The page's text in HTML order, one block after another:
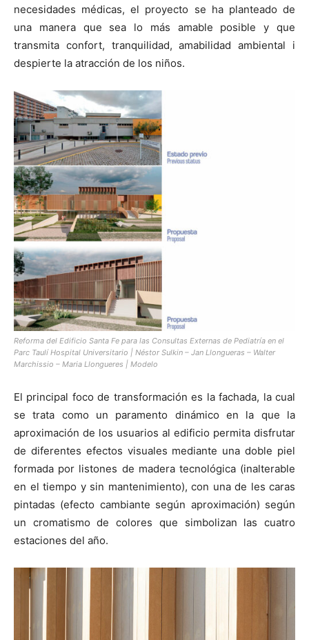
necesidades médicas, el proyecto se ha planteado de
una manera que sea lo más amable posible y que
transmita confort, tranquilidad, amabilidad ambiental i
despierte la atracción de los niños.
Reforma del Edificio Santa Fe para las Consultas Externas de Pediatría en el
Parc Taulí Hospital Universitario | Néstor Sulkin – Jan Llongueras – Walter
Marchissio – Maria Llongueres | Modelo
El principal foco de transformación es la fachada, la cual
se trata como un paramento dinámico en la que la
aproximación de los usuarios al edificio permita disfrutar
de diferentes efectos visuales mediante una doble piel
formada por listones de madera tecnológica (inalterable
en el tiempo y sin mantenimiento), con una de les caras
pintadas (efecto cambiante según aproximación) según
un cromatismo de colores que simbolizan las cuatro
estaciones del año.